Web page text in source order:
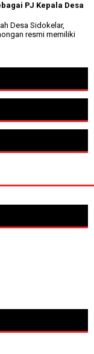
PJ Kepala Desa
Desa Sidokelar,
resmi memiliki